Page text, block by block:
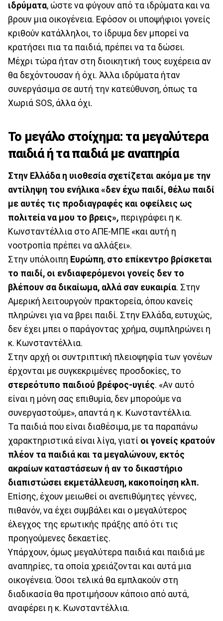
ιδρύματα, ώστε να φύγουν από τα ιδρύματα και να
βρουν μια οικογένεια. Εφόσον οι υποψήφιοι γονείς
κριθούν κατάλληλοι, το ίδρυμα δεν μπορεί να
κρατήσει πια τα παιδιά, πρέπει να τα δώσει.
Μέχρι τώρα ήταν στη διοικητική τους ευχέρεια αν
θα δεχόντουσαν ή όχι. Άλλα ιδρύματα ήταν
συνεργάσιμα σε αυτή την κατεύθυνση, όπως τα
Χωριά SOS, άλλα όχι.
Το μεγάλο στοίχημα: τα μεγαλύτερα
παιδιά ή τα παιδιά με αναπηρία
Στην Ελλάδα η υιοθεσία σχετίζεται ακόμα με την
αντίληψη του ενήλικα «δεν έχω παιδί, θέλω παιδί
με αυτές τις προδιαγραφές και οφείλεις ως
πολιτεία να μου το βρεις», περιγράφει η κ.
Κωνσταντέλλια στο ΑΠΕ-ΜΠΕ «και αυτή η
νοοτροπία πρέπει να αλλάξει».
Στην υπόλοιπη Ευρώπη, στο επίκεντρο βρίσκεται
το παιδί, οι ενδιαφερόμενοι γονείς δεν το
βλέπουν σα δικαίωμα, αλλά σαν ευκαιρία. Στην
Αμερική λειτουργούν πρακτορεία, όπου κανείς
πληρώνει για να βρει παιδί. Στην Ελλάδα, ευτυχώς,
δεν έχει μπει ο παράγοντας χρήμα, συμπληρώνει η
κ. Κωνσταντέλλια.
Στην αρχή οι συντριπτική πλειοψηφία των γονέων
έρχονται με συγκεκριμένες προσδοκίες, το
στερεότυπο παιδιού βρέφος-υγιές. «Αν αυτό
είναι η μόνη σας επιθυμία, δεν μπορούμε να
συνεργαστούμε», απαντά η κ. Κωνσταντέλλια.
Τα παιδιά που είναι διαθέσιμα, με τα παραπάνω
χαρακτηριστικά είναι λίγα, γιατί οι γονείς κρατούν
πλέον τα παιδιά και τα μεγαλώνουν, εκτός
ακραίων καταστάσεων ή αν το δικαστήριο
διαπιστώσει εκμετάλλευση, κακοποίηση κλπ.
Επίσης, έχουν μειωθεί οι ανεπιθύμητες γέννες,
πιθανόν, να έχει συμβάλει και ο μεγαλύτερος
έλεγχος της ερωτικής πράξης από ότι τις
προηγούμενες δεκαετίες.
Υπάρχουν, όμως μεγαλύτερα παιδιά και παιδιά με
αναπηρίες, τα οποία χρειάζονται και αυτά μια
οικογένεια. Όσοι τελικά θα εμπλακούν στη
διαδικασία θα προτιμήσουν κάποιο από αυτά,
αναφέρει η κ. Κωνσταντέλλια.